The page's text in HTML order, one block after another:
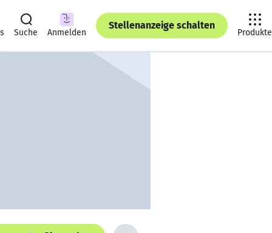
Suche Anmelden
Stellenanzeige schalten
Produkte